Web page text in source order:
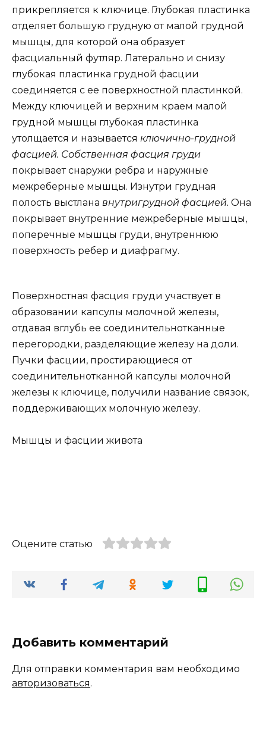
прикрепляется к ключице. Глубокая пластинка
отделяет большую грудную от малой грудной
мышцы, для которой она образует
фасциальный футляр. Латерально и снизу
глубокая пластинка грудной фасции
соединяется с ее поверхностной пластинкой.
Между ключицей и верхним краем малой
грудной мышцы глубокая пластинка
утолщается и называется ключично-грудной
фасцией. Собственная фасция груди
покрывает снаружи ребра и наружные
межреберные мышцы. Изнутри грудная
полость выстлана внутригрудной фасцией. Она
покрывает внутренние межреберные мышцы,
поперечные мышцы груди, внутреннюю
поверхность ребер и диафрагму.
Поверхностная фасция груди участвует в
образовании капсулы молочной железы,
отдавая вглубь ее соединительнотканные
перегородки, разделяющие железу на доли.
Пучки фасции, простирающиеся от
соединительнотканной капсулы молочной
железы к ключице, получили название связок,
поддерживающих молочную железу.
Мышцы и фасции живота
Оцените статью
Добавить комментарий
Для отправки комментария вам необходимо
авторизоваться.